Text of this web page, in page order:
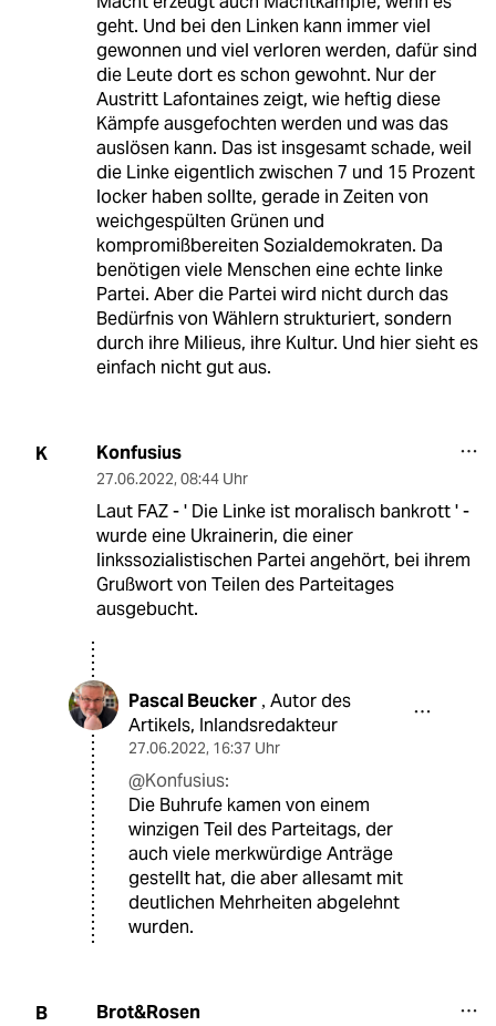
geht. Und bei den Linken kann immer viel
gewonnen und viel verloren werden, dafür sind
die Leute dort es schon gewohnt. Nur der
Austritt Lafontaines zeigt, wie heftig diese
Kämpfe ausgefochten werden und was das
auslösen kann. Das ist insgesamt schade, weil
die Linke eigentlich zwischen 7 und 15 Prozent
locker haben sollte, gerade in Zeiten von
weichgespülten Grünen und
kompromißbereiten Sozialdemokraten. Da
benötigen viele Menschen eine echte linke
Partei. Aber die Partei wird nicht durch das
Bedürfnis von Wählern strukturiert, sondern
durch ihre Milieus, ihre Kultur. Und hier sieht es
einfach nicht gut aus.
K Konfusius
27.06.2022, 08:44 Uhr
Laut FAZ - ' Die Linke ist moralisch bankrott ' -
wurde eine Ukrainerin, die einer
linkssozialistischen Partei angehört, bei ihrem
Grußwort von Teilen des Parteitages
ausgebucht.
Pascal Beucker , Autor des
Artikels, Inlandsredakteur
27.06.2022, 16:37 Uhr
@Konfusius:
Die Buhrufe kamen von einem
winzigen Teil des Parteitags, der
auch viele merkwürdige Anträge
gestellt hat, die aber allesamt mit
deutlichen Mehrheiten abgelehnt
wurden.
B Brot&Rosen